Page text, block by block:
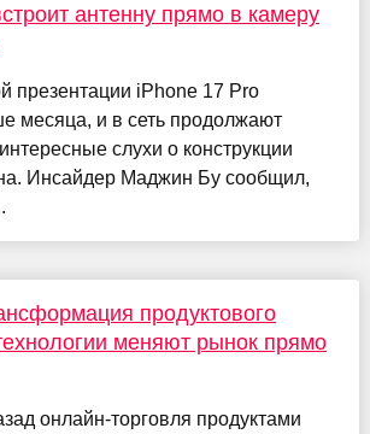
антенну прямо в камеру
презентации iPhone 17 Pro
месяца, и в сеть продолжают
слухи о конструкции
Инсайдер Маджин Бу сообщил,
продуктового
меняют рынок прямо
онлайн-торговля продуктами